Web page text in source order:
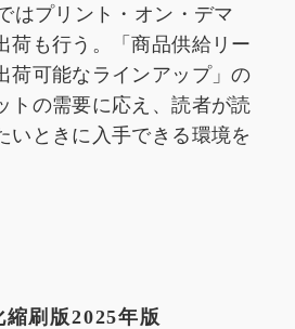
はプリント・オン・デマ
荷も行う。「商品供給リー
荷可能なラインアップ」の
トの需要に応え、読者が読
いときに入手できる環境を
縮刷版2025年版